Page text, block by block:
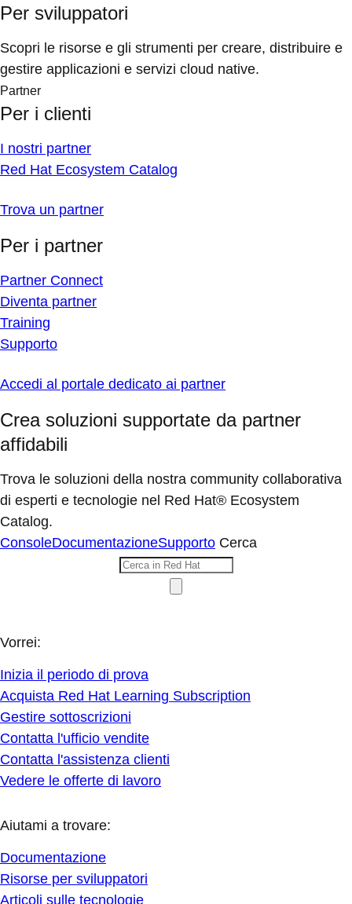
Per sviluppatori
Scopri le risorse e gli strumenti per creare, distribuire e
gestire applicazioni e servizi cloud native.
Partner
Per i clienti
I nostri partner
Red Hat Ecosystem Catalog
Trova un partner
Per i partner
Partner Connect
Diventa partner
Training
Supporto
Accedi al portale dedicato ai partner
Crea soluzioni supportate da partner
affidabili
Trova le soluzioni della nostra community collaborativa
di esperti e tecnologie nel Red Hat® Ecosystem
Catalog.
ConsoleDocumentazioneSupporto Cerca
Vorrei:
Inizia il periodo di prova
Acquista Red Hat Learning Subscription
Gestire sottoscrizioni
Contatta l'ufficio vendite
Contatta l'assistenza clienti
Vedere le offerte di lavoro
Aiutami a trovare:
Documentazione
Risorse per sviluppatori
Articoli sulle tecnologie